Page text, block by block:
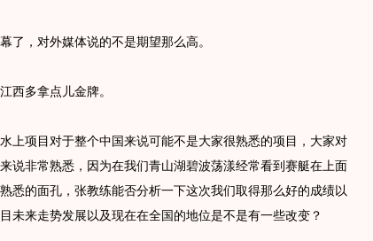
，对外媒体说的不是期望那么高。
多拿点儿金牌。
项目对于整个中国来说可能不是大家很熟悉的项目，大家对
说非常熟悉，因为在我们青山湖碧波荡漾经常看到赛艇在上面
悉的面孔，张教练能否分析一下这次我们取得那么好的成绩以
未来走势发展以及现在在全国的地位是不是有一些改变？